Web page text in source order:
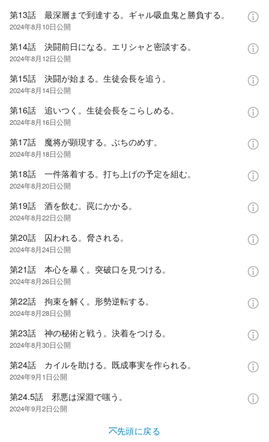
第13話 最深層まで到達する。ギャル吸血鬼と勝負する。
2024年8月10日公開
第14話 決闘前日になる。エリシャと密談する。
2024年8月12日公開
第15話 決闘が始まる。生徒会長を追う。
2024年8月14日公開
第16話 追いつく。生徒会長をこらしめる。
2024年8月16日公開
第17話 魔将が顕現する。ぶちのめす。
2024年8月18日公開
第18話 一件落着する。打ち上げの予定を組む。
2024年8月20日公開
第19話 酒を飲む。罠にかかる。
2024年8月22日公開
第20話 囚われる。脅される。
2024年8月24日公開
第21話 本心を暴く。突破口を見つける。
2024年8月26日公開
第22話 拘束を解く。形勢逆転する。
2024年8月28日公開
第23話 神の秘術と戦う。決着をつける。
2024年8月30日公開
第24話 カイルを助ける。既成事実を作られる。
2024年9月1日公開
第24.5話 邪悪は深淵で嗤う。
2024年9月2日公開
先頭に戻る